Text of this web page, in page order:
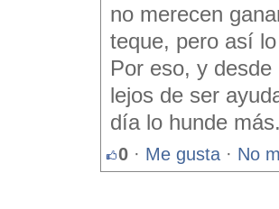
no merecen
teque, pero así
Por eso, y
lejos de ser
día lo hunde
0 · Me gusta · No